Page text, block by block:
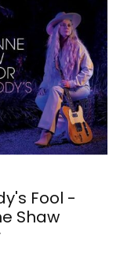
The Blues
Joanne Shaw